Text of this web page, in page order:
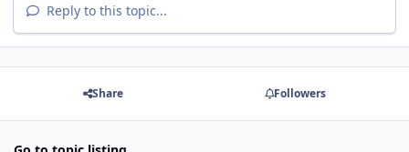
Reply to this topic...
Share Followers